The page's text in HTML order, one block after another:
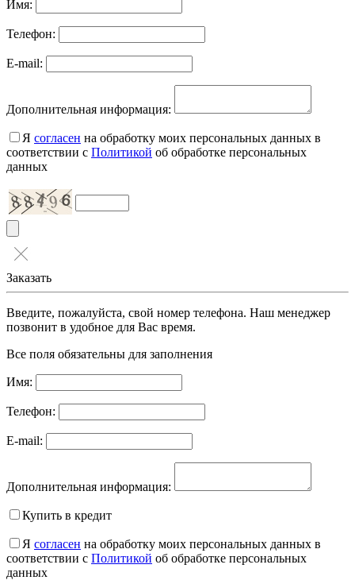
Имя:
Телефон:
E-mail:
Дополнительная информация:
Я согласен на обработку моих персональных данных в
соответствии с Политикой об обработке персональных
данных
Заказать
Введите, пожалуйста, свой номер телефона. Наш менеджер
позвонит в удобное для Вас время.
Все поля обязательны для заполнения
Имя:
Телефон:
E-mail:
Дополнительная информация:
Купить в кредит
Я согласен на обработку моих персональных данных в
соответствии с Политикой об обработке персональных
данных